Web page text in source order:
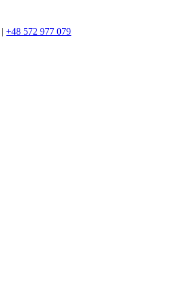
|+48 572 977 079